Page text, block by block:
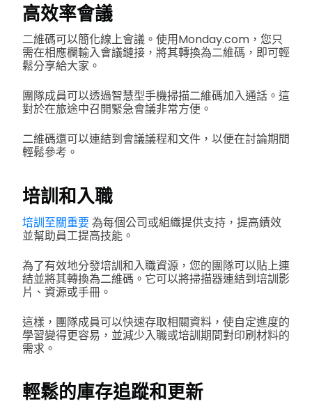
高效率會議
二維碼可以簡化線上會議。使用Monday.com，您只
需在相應欄輸入會議鏈接，將其轉換為二維碼，即可輕
鬆分享給大家。
團隊成員可以透過智慧型手機掃描二維碼加入通話。這
對於在旅途中召開緊急會議非常方便。
二維碼還可以連結到會議議程和文件，以便在討論期間
輕鬆參考。
培訓和入職
培訓至關重要為每個公司或組織提供支持，提高績效
並幫助員工提高技能。
為了有效地分發培訓和入職資源，您的團隊可以貼上連
結並將其轉換為二維碼。它可以將掃描器連結到培訓影
片、資源或手冊。
這樣，團隊成員可以快速存取相關資料，使自定進度的
學習變得更容易，並減少入職或培訓期間對印刷材料的
需求。
輕鬆的庫存追蹤和更新